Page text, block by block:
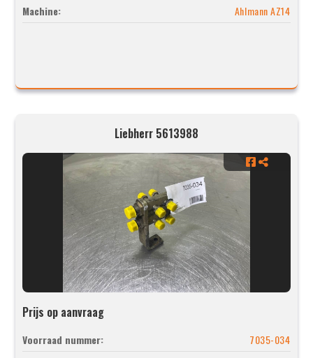
Machine:
Ahlmann AZ14
Liebherr 5613988
Prijs op aanvraag
Voorraad nummer:
7035-034